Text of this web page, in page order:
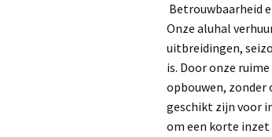
Betrouwbaarheid
Onze aluhal
uitbreidingen,
is. Door onze
opbouwen, zonder
geschikt zijn voor
om een korte inzet